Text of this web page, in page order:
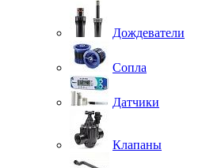
Дождеватели
Сопла
Датчики
Клапаны